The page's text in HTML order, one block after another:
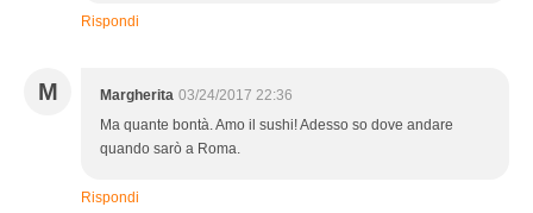
Rispondi
M Margherita 03/24/2017 22:36
Ma quante bontà. Amo il sushi! Adesso so dove andare
quando sarò a Roma.
Rispondi